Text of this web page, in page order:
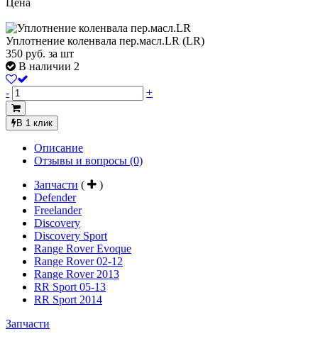
Цена
Уплотнение коленвала пер.масл.LR (LR)
350 руб. за шт
В наличии 2
- +
В 1 клик
Описание
Отзывы и вопросы (0)
Запчасти (
)
Defender
Freelander
Discovery
Discovery Sport
Range Rover Evoque
Range Rover 02-12
Range Rover 2013
RR Sport 05-13
RR Sport 2014
Запчасти